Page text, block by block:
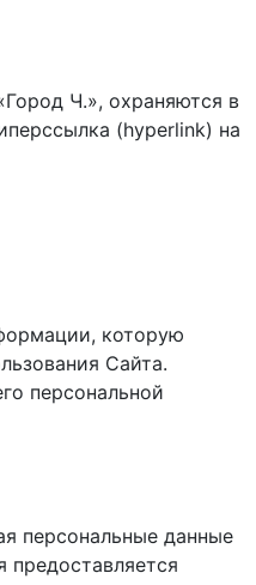
Ч.», охраняются в
(hyperlink) на
которую
Cайта.
персональной
персональные данные
предоставляется